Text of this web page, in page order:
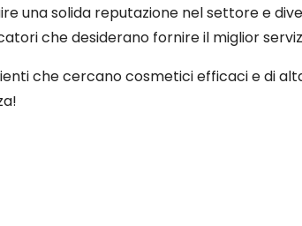
una solida reputazione nel settore e
che desiderano fornire il miglior
che cercano cosmetici efficaci e di